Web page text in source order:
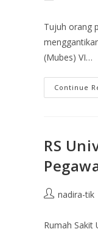
Tujuh orang
(Mubes) VI…
Continue
RS
nadira-tik
Rumah Sakit